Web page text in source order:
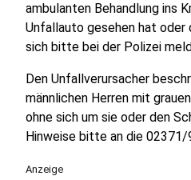
ambulanten Behandlung ins
Unfallauto gesehen hat oder
sich bitte bei der Polizei
Den Unfallverursacher
männlichen Herren mit
ohne sich um sie oder den
Hinweise bitte an die
Anzeige